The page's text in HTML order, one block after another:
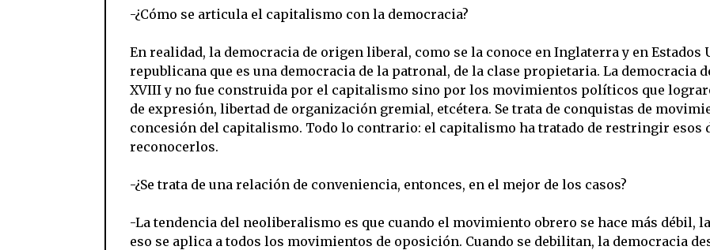
-¿Cómo se articula el capitalismo con la democracia?
En realidad, la democracia de origen liberal, como se la conoce en Inglaterra y en Estados
republicana que es una democracia de la patronal, de la clase propietaria. La democracia
XVIII y no fue construida por el capitalismo sino por los movimientos políticos que
de expresión, libertad de organización gremial, etcétera. Se trata de conquistas de
concesión del capitalismo. Todo lo contrario: el capitalismo ha tratado de restringir esos
reconocerlos.
-¿Se trata de una relación de conveniencia, entonces, en el mejor de los casos?
-La tendencia del neoliberalismo es que cuando el movimiento obrero se hace más débil,
eso se aplica a todos los movimientos de oposición. Cuando se debilitan, la democracia